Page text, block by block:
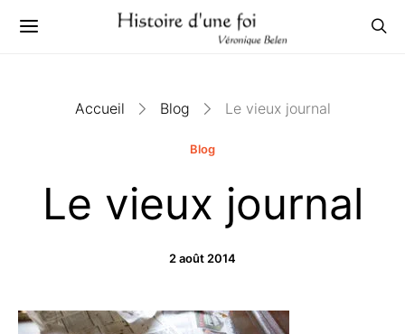
Accueil Blog Le vieux journal
Blog
Le vieux journal
2 août 2014